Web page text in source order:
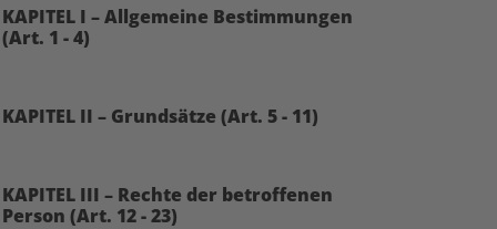
KAPITEL I – Allgemeine Bestimmungen
(Art. 1 - 4)
KAPITEL II – Grundsätze (Art. 5 - 11)
KAPITEL III – Rechte der betroffenen
Person (Art. 12 - 23)